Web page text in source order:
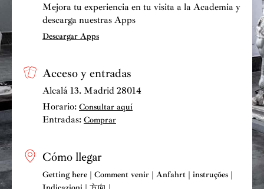
Mejora tu experiencia en tu visita a la Academia y
descarga nuestras Apps
Descargar Apps
Acceso y entradas
Alcalá 13. Madrid 28014
Horario: Consultar aquí
Entradas: Comprar
Cómo llegar
Getting here | Comment venir | Anfahrt | instruções |